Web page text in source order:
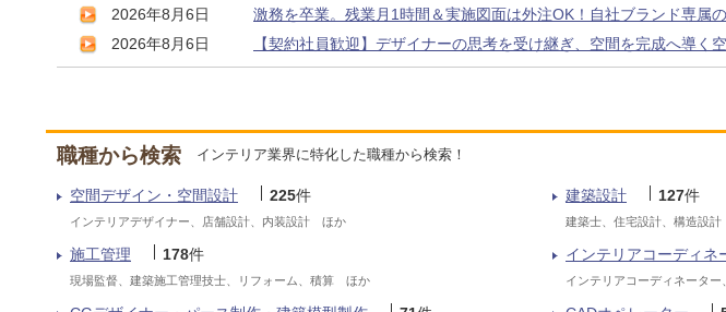
2026年8月6日
激務を卒業。残業月1時間＆実施図面は外注OK！自社ブランド専属
2026年8月6日
【契約社員歓迎】デザイナーの思考を受け継ぎ、空間を完成へ導く
職種から検索 インテリア業界に特化した職種から検索！
空間デザイン・空間設計 225件
インテリアデザイナー、店舗設計、内装設計 ほか
建築設計 127件
建築士、住宅設計、構造設
施工管理 178件
現場監督、建築施工管理技士、リフォーム、積算 ほか
インテリアコーディネ
インテリアコーディネータ